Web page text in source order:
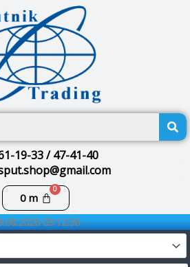
19-33 / 47-41-40
0m
Корзина
03:12:36